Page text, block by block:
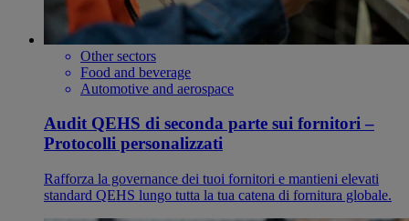
Other sectors
Food and beverage
Automotive and aerospace
Audit QEHS di seconda parte sui fornitori –
Protocolli personalizzati
Rafforza la governance dei tuoi fornitori e mantieni elevati
standard QEHS lungo tutta la tua catena di fornitura globale.